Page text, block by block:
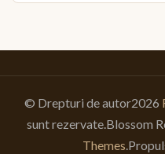
© Drepturi de autor2026
sunt rezervate.Blossom
Themes